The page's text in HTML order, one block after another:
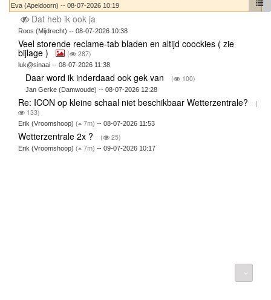
Eva (Apeldoorn) -- 08-07-2026 10:19
Dat heb ik ook ja
Roos (Mijdrecht) -- 08-07-2026 10:38
Veel storende reclame-tab bladen en altijd coockies ( zie
bijlage ) ( 287)
luk@sinaai -- 08-07-2026 11:38
Daar word ik inderdaad ook gek van ( 100)
Jan Gerke (Damwoude) -- 08-07-2026 12:28
Re: ICON op kleine schaal niet beschikbaar Wetterzentrale?
(
133)
Erik (Vroomshoop) ( 7m) -- 08-07-2026 11:53
Wetterzentrale 2x ? ( 25)
Erik (Vroomshoop) ( 7m) -- 09-07-2026 10:17